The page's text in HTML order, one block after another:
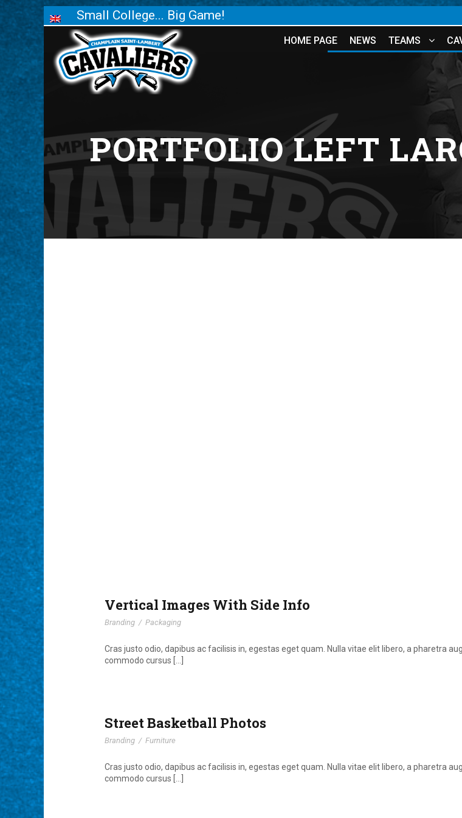
Small College... Big Game!
HOME PAGE NEWS TEAMS
PORTFOLIO LEFT
Vertical Images With Side Info
Branding / Packaging
Cras justo odio, dapibus ac facilisis in, egestas eget quam. Nulla vitae elit libero, a pharetra
commodo cursus […]
Street Basketball Photos
Branding / Furniture
Cras justo odio, dapibus ac facilisis in, egestas eget quam. Nulla vitae elit libero, a pharetra
commodo cursus […]